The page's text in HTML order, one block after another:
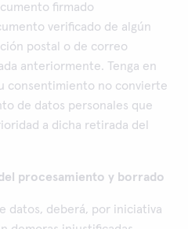
firmado
verificado de algún
postal o de correo
anteriormente. Tenga en
consentimiento no convierte
de datos personales que
a dicha retirada del
procesamiento y borrado
datos, deberá, por iniciativa